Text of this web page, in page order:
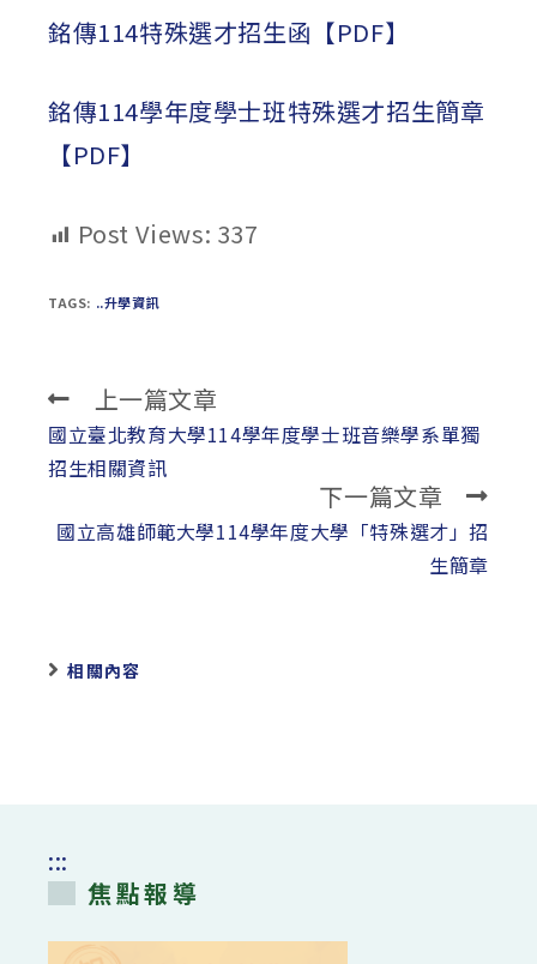
銘傳114特殊選才招生函【PDF】
銘傳114學年度學士班特殊選才招生簡章
【PDF】
Post Views: 337
TAGS: ..升學資訊
Read
more
articles
上一篇文章
國立臺北教育大學114學年度學士班音樂學系單獨
招生相關資訊
下一篇文章
國立高雄師範大學114學年度大學「特殊選才」招
生簡章
相關內容
:::
焦點報導